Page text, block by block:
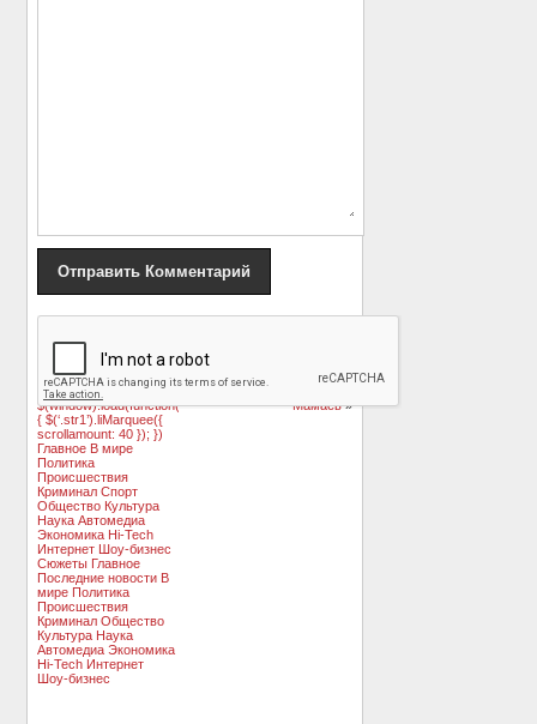
Названы 10 лучших
фильмов ужасов
года»>
$(window).load(function()
{ $(‘.str1’).liMarquee({
scrollamount: 40 }); })
Главное В мире
Политика
Происшествия
Криминал Спорт
Общество Культура
Наука Автомедиа
Экономика Hi-Tech
Интернет Шоу-бизнес
Сюжеты Главное
Последние новости В
мире Политика
Происшествия
Криминал Общество
Культура Наука
Автомедиа Экономика
Hi-Tech Интернет
Шоу-бизнес
все футболисты
Мамаев»